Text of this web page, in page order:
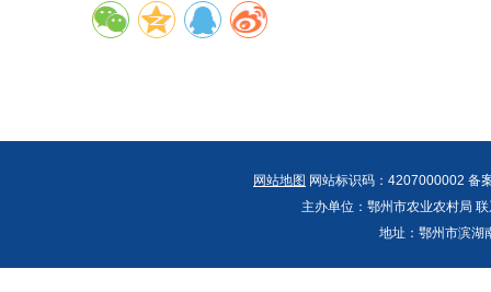
网站地图 网站标识码：4207000002
主办单位：鄂州市农业农村局
地址：鄂州市滨湖